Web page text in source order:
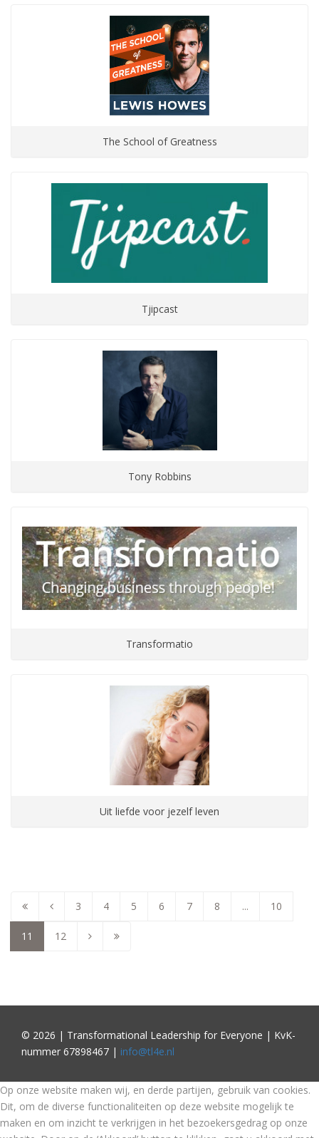
The School of Greatness
Tjipcast
Tony Robbins
Transformatio
Uit liefde voor jezelf leven
3 4 5 6 7 8 ... 10
11 12
© 2026 | Transformational Leadership for Everyone | KvK-
nummer 67898467 | info@tl4e.nl
Op onze website maken wij, en derde partijen, gebruik van cookies.
Dit, om de diverse functionaliteiten op deze website mogelijk te
maken en om inzicht te verkrijgen in het bezoekersgedrag op onze